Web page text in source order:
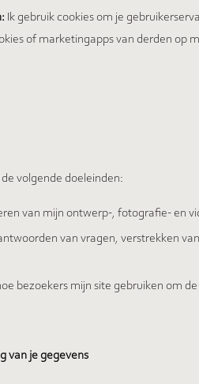
Ik gebruik cookies om je
of marketingapps van derden op
volgende doeleinden:
van mijn ontwerp-, fotografie- en
van vragen, verstrekken
bezoekers mijn site gebruiken om
van je gegevens